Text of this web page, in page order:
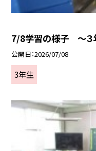
7/8学習の様子 ～３
公開日 2026/07/08
3年生